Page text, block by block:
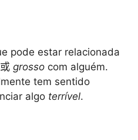
pode estar relacionada
或 grosso com alguém.
tem sentido
algo terrível.